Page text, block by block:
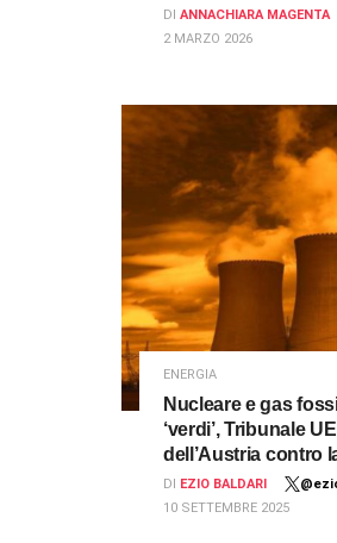
DI ANNACHIARA MAGENTA
2 MARZO 2026
ENERGIA
Nucleare e gas
‘verdi’, Tribunale
dell’Austria contro
DI EZIO BALDARI
10 SETTEMBRE 2025